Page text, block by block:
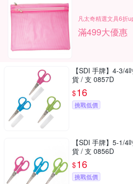
凡太奇精選文具6折
滿499大優惠
【SDI 手牌】4-3/
貨 / 支 0857D
$16
挑戰低價
【SDI 手牌】5-1/
貨 / 支 0856D
$16
挑戰低價